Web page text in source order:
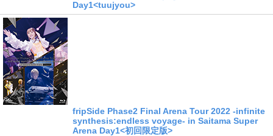
Day1<tuujyou>
fripSide Phase2 Final Arena Tour 2022 -infinite
synthesis:endless voyage- in Saitama Super
Arena Day1<初回限定版>